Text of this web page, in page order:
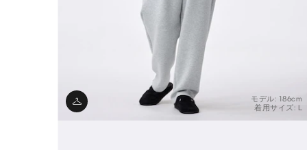
モデル: 186cm
着用サイズ: L